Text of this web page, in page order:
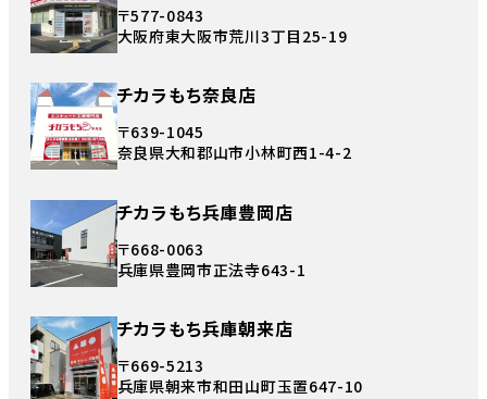
〒577-0843
大阪府東大阪市荒川3丁目25-19
チカラもち奈良店
〒639-1045
奈良県大和郡山市小林町西1-4-2
チカラもち兵庫豊岡店
〒668-0063
兵庫県豊岡市正法寺643-1
チカラもち兵庫朝来店
〒669-5213
兵庫県朝来市和田山町玉置647-10